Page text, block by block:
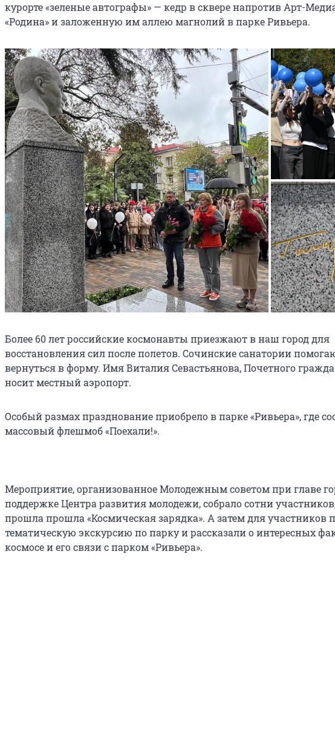
курорте «зеленые автографы» — кедр в сквере напротив Арт-
«Родина» и заложенную им аллею магнолий в парке Ривьера.
Более 60 лет российские космонавты приезжают в наш город для
восстановления сил после полетов. Сочинские санатории
вернуться в форму. Имя Виталия Севастьянова, Почетного
носит местный аэропорт.
Особый размах празднование приобрело в парке «Ривьера», где
массовый флешмоб «Поехали!».
Мероприятие, организованное Молодежным советом при главе
поддержке Центра развития молодежи, собрало сотни
прошла прошла «Космическая зарядка». А затем для участников
тематическую экскурсию по парку и рассказали о интересных
космосе и его связи с парком «Ривьера».